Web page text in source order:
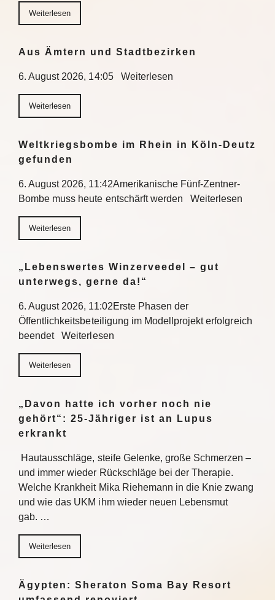
Weiterlesen
Aus Ämtern und Stadtbezirken
6. August 2026, 14:05 Weiterlesen
Weiterlesen
Weltkriegsbombe im Rhein in Köln-Deutz
gefunden
6. August 2026, 11:42Amerikanische Fünf-Zentner-
Bombe muss heute entschärft werden Weiterlesen
Weiterlesen
„Lebenswertes Winzerveedel – gut
unterwegs, gerne da!“
6. August 2026, 11:02Erste Phasen der
Öffentlichkeitsbeteiligung im Modellprojekt erfolgreich
beendet Weiterlesen
Weiterlesen
„Davon hatte ich vorher noch nie
gehört“: 25-Jähriger ist an Lupus
erkrankt
Hautausschläge, steife Gelenke, große Schmerzen –
und immer wieder Rückschläge bei der Therapie.
Welche Krankheit Mika Riehemann in die Knie zwang
und wie das UKM ihm wieder neuen Lebensmut
gab. …
Weiterlesen
Ägypten: Sheraton Soma Bay Resort